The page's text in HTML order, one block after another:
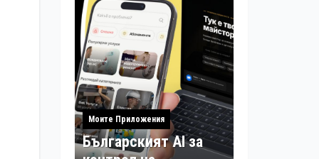
Моите Приложения
Българският AI за